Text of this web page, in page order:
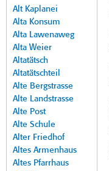
Alt Kaplanei
Alta Konsum
Alta Lawenaweg
Alta Weier
Altatätsch
Altatätschteil
Alte Bergstrasse
Alte Landstrasse
Alte Post
Alte Schule
Alter Friedhof
Altes Armenhaus
Altes Pfarrhaus